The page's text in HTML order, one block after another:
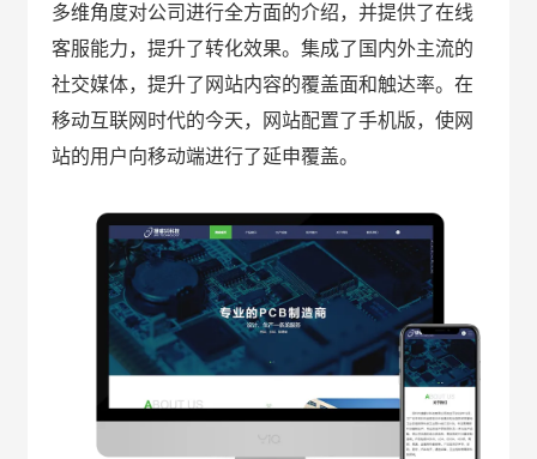
多维角度对公司进行全方面的介绍，并提供了在线
客服能力，提升了转化效果。集成了国内外主流的
社交媒体，提升了网站内容的覆盖面和触达率。在
移动互联网时代的今天，网站配置了手机版，使网
站的用户向移动端进行了延申覆盖。